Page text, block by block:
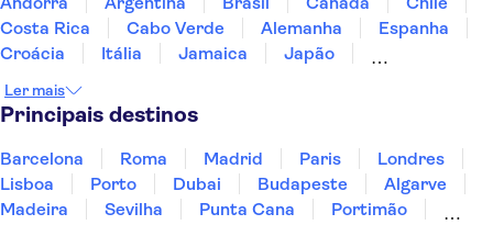
Costa Rica
Cabo Verde Alemanha
Espanha
Croácia
Itália Jamaica
Japão
Portugal
Singapura
Ler mais
Principais destinos
Barcelona Roma Madrid Paris
Londres
Lisboa
Porto Dubai Budapeste
Algarve
Madeira
Sevilha Punta Cana
Portimão